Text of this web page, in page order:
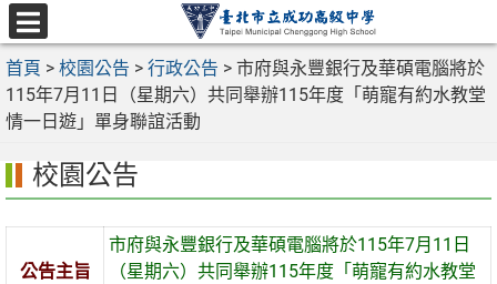
跳
至
主
要
內
選
單
首頁 > 校園公告 > 行政公告 > 市府與永豐銀行及華碩電腦將於
115年7月11日（星期六）共同舉辦115年度「萌寵有約水教堂
情一日遊」單身聯誼活動
校園公告
公告主旨
市府與永豐銀行及華碩電腦將於115年7月11日
（星期六）共同舉辦115年度「萌寵有約水教堂